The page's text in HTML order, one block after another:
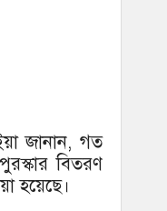
জানান, গত
বিতরণ
হয়েছে।